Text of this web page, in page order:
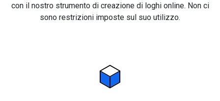
con il nostro strumento di creazione di loghi online. Non ci
sono restrizioni imposte sul suo utilizzo.